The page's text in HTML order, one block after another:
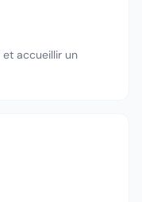
et accueillir un